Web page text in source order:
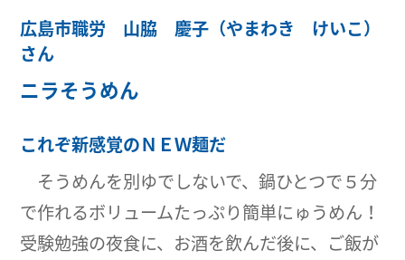
広島市職労 山脇 慶子（やまわき けいこ）
さん
ニラそうめん
これぞ新感覚のＮＥＷ麺だ
そうめんを別ゆでしないで、鍋ひとつで５分
で作れるボリュームたっぷり簡単にゅうめん！
受験勉強の夜食に、お酒を飲んだ後に、ご飯が